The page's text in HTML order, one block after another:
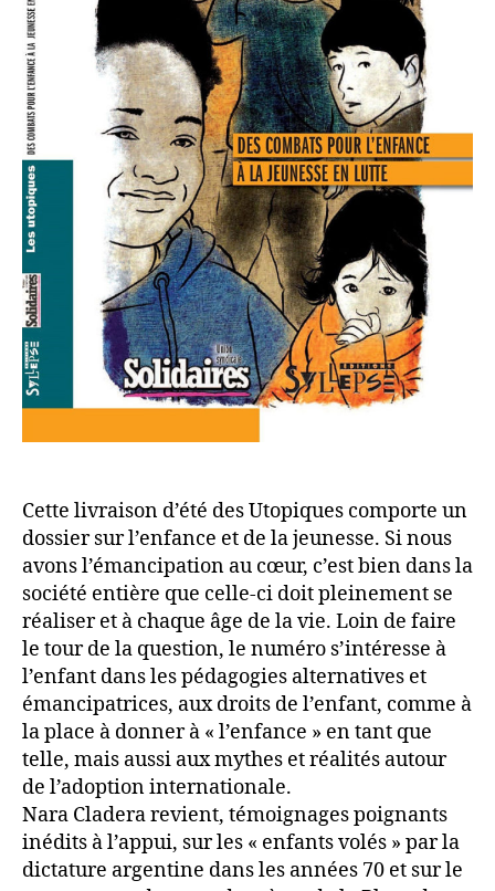
Cette livraison d’été des Utopiques comporte un
dossier sur l’enfance et de la jeunesse. Si nous
avons l’émancipation au cœur, c’est bien dans la
société entière que celle-ci doit pleinement se
réaliser et à chaque âge de la vie. Loin de faire
le tour de la question, le numéro s’intéresse à
l’enfant dans les pédagogies alternatives et
émancipatrices, aux droits de l’enfant, comme à
la place à donner à « l’enfance » en tant que
telle, mais aussi aux mythes et réalités autour
de l’adoption internationale.
Nara Cladera revient, témoignages poignants
inédits à l’appui, sur les « enfants volés » par la
dictature argentine dans les années 70 et sur le